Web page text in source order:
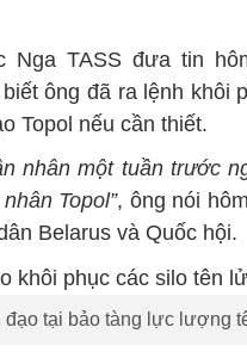
Nga TASS đưa tin
ông đã ra lệnh khôi
Topol nếu cần thiết.
nhân một tuần trước
Topol”, ông nói
Belarus và Quốc hội.
đạo tại bảo tàng lực lượng